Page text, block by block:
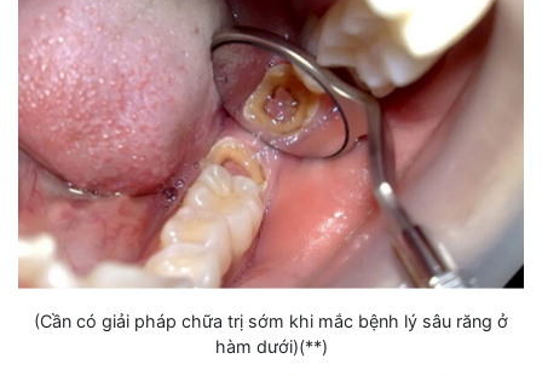
(Cần có giải pháp chữa trị sớm khi mắc bệnh lý sâu răng ở
hàm dưới)(**)